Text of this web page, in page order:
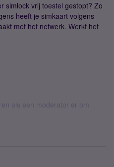
simlock vrij toestel gestopt? Zo
heeft je simkaart volgens
met het netwerk. Werkt het
als een moderator er om